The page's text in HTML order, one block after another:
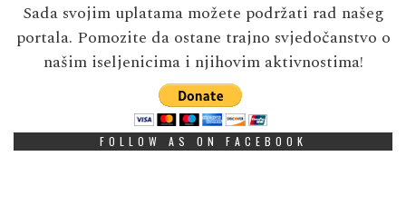
Sada svojim uplatama možete podržati rad našeg
portala. Pomozite da ostane trajno svjedočanstvo o
našim iseljenicima i njihovim aktivnostima!
FOLLOW AS ON FACEBOOK